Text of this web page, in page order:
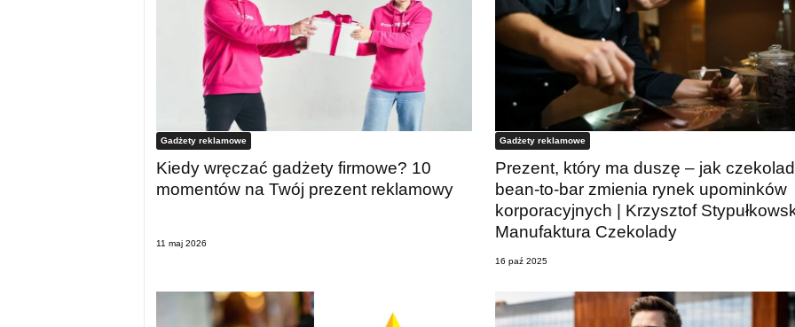
Gadżety reklamowe
Kiedy wręczać gadżety firmowe? 10
momentów na Twój prezent reklamowy
11 maj 2026
Gadżety reklamowe
Prezent, który ma duszę – jak
bean-to-bar zmienia rynek upominków
korporacyjnych | Krzysztof
Manufaktura Czekolady
16 paź 2025